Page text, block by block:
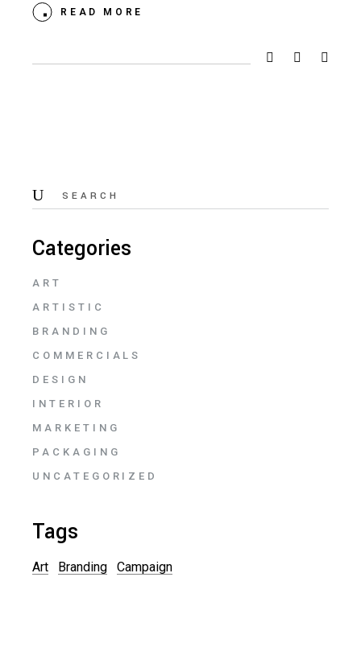
READ MORE
Search
for:
Categories
ART
ARTISTIC
BRANDING
COMMERCIALS
DESIGN
INTERIOR
MARKETING
PACKAGING
UNCATEGORIZED
Tags
Art Branding Campaign